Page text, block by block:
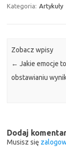
Kategoria: Artykuły
Zobacz wpisy
← Jakie emocje
obstawianiu
Dodaj
Musisz się